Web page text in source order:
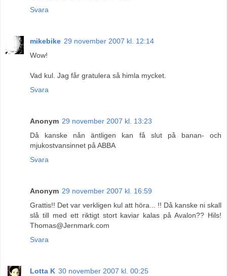
Svara
mikebike 29 november 2007 kl. 12:14
Wow!
Vad kul. Jag får gratulera så himla mycket.
Svara
Anonym 29 november 2007 kl. 13:23
Då kanske nån äntligen kan få slut på banan- och
mjukostvansinnet på ABBA
Svara
Anonym 29 november 2007 kl. 16:59
Grattis!! Det var verkligen kul att höra... !! Då kanske ni skall
slå till med ett riktigt stort kaviar kalas på Avalon?? Hils!
Thomas@Jernmark.com
Svara
Lotta K 30 november 2007 kl. 00:25